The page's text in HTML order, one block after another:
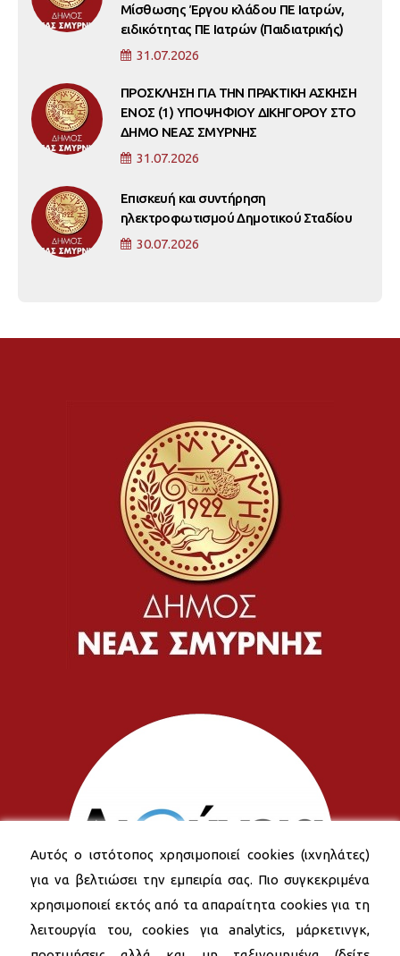
Μίσθωσης Έργου κλάδου ΠΕ Ιατρών,
ειδικότητας ΠΕ Ιατρών (Παιδιατρικής)
31.07.2026
ΠΡΟΣΚΛΗΣΗ ΓΙΑ ΤΗΝ ΠΡΑΚΤΙΚΗ ΑΣΚΗΣΗ
ΕΝΟΣ (1) ΥΠΟΨΗΦΙΟΥ ΔΙΚΗΓΟΡΟΥ ΣΤΟ
ΔΗΜΟ ΝΕΑΣ ΣΜΥΡΝΗΣ
31.07.2026
Επισκευή και συντήρηση
ηλεκτροφωτισμού Δημοτικού Σταδίου
30.07.2026
Αυτός ο ιστότοπος χρησιμοποιεί cookies (ιχνηλάτες)
για να βελτιώσει την εμπειρία σας. Πιο συγκεκριμένα
χρησιμοποιεί εκτός από τα απαραίτητα cookies για τη
λειτουργία του, cookies για analytics, μάρκετινγκ,